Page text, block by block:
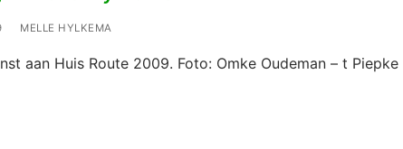
MELLE HYLKEMA
aan Huis Route 2009. Foto: Omke Oudeman – t Piepke